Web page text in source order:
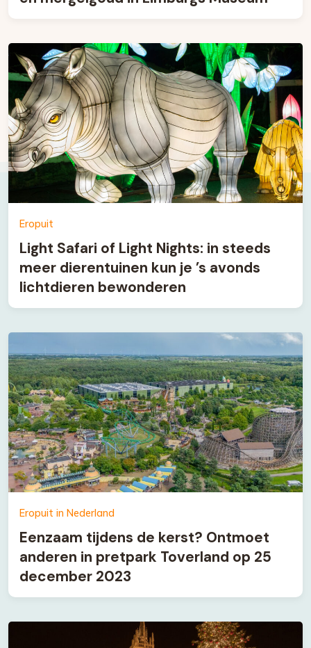
Eropuit
Light Safari of Light Nights: in steeds
meer dierentuinen kun je ’s avonds
lichtdieren bewonderen
Eropuit in Nederland
Eenzaam tijdens de kerst? Ontmoet
anderen in pretpark Toverland op 25
december 2023